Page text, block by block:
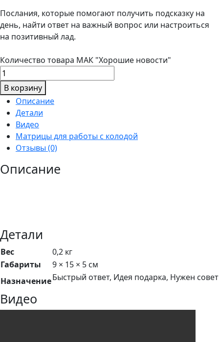
Послания, которые помогают получить подсказку на
день, найти ответ на важный вопрос или настроиться
на позитивный лад.
Количество товара МАК "Хорошие новости"
В корзину
Описание
Детали
Видео
Матрицы для работы с колодой
Отзывы (0)
Описание
Детали
Вес
0,2 кг
Габариты
9 × 15 × 5 см
НазначениеБыстрый ответ, Идея подарка, Нужен совет
Видео